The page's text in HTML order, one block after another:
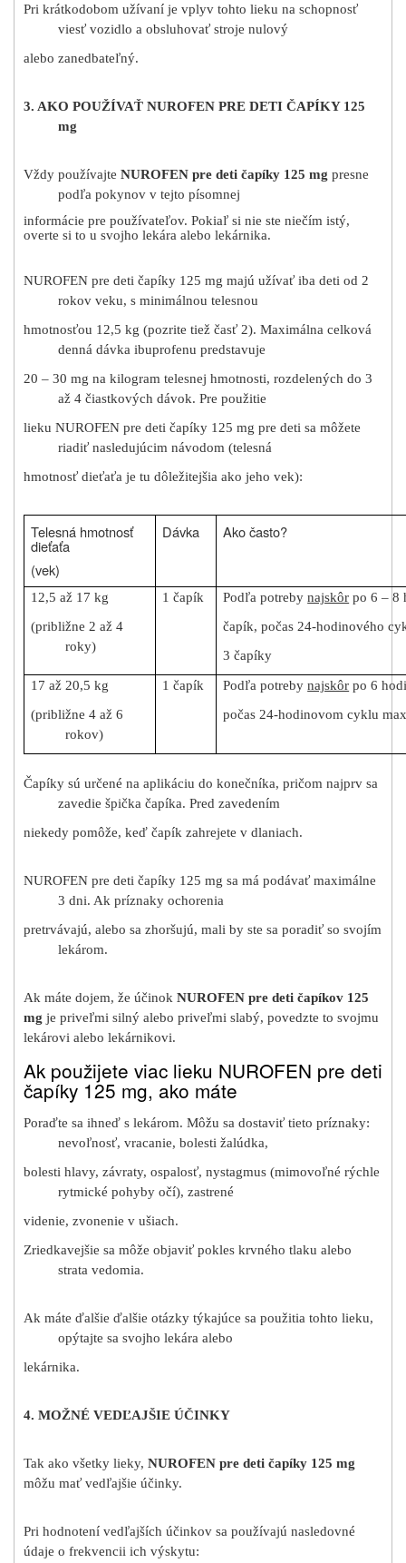
Pri krátkodobom užívaní je vplyv tohto lieku na schopnosť
viesť vozidlo a obsluhovať stroje nulový
alebo zanedbateľný.
3. AKO POUŽÍVAŤ NUROFEN PRE DETI ČAPÍKY 125
mg
Vždy používajte NUROFEN pre deti čapíky 125 mg presne
podľa pokynov v tejto písomnej
informácie pre používateľov. Pokiaľ si nie ste niečím istý,
overte si to u svojho lekára alebo lekárnika.
NUROFEN pre deti čapíky 125 mg majú užívať iba deti od 2
rokov veku, s minimálnou telesnou
hmotnosťou 12,5 kg (pozrite tiež časť 2). Maximálna celková
denná dávka ibuprofenu predstavuje
20 – 30 mg na kilogram telesnej hmotnosti, rozdelených do 3
až 4 čiastkových dávok. Pre použitie
lieku NUROFEN pre deti čapíky 125 mg pre deti sa môžete
riadiť nasledujúcim návodom (telesná
hmotnosť dieťaťa je tu dôležitejšia ako jeho vek):
Telesná hmotnosť
dieťaťa
(vek)
Dávka Ako často?
12,5 až 17 kg
(približne 2 až 4
roky)
1 čapík Podľa potrebynajskôr po 6 – 8
čapík, počas 24-hodinového
3 čapíky
17 až 20,5 kg
(približne 4 až 6
rokov)
1 čapík Podľa potrebynajskôr po 6
počas 24-hodinovom cyklu
Čapíky sú určené na aplikáciu do konečníka, pričom najprv sa
zavedie špička čapíka. Pred zavedením
niekedy pomôže, keď čapík zahrejete v dlaniach.
NUROFEN pre deti čapíky 125 mg sa má podávať maximálne
3 dni. Ak príznaky ochorenia
pretrvávajú, alebo sa zhoršujú, mali by ste sa poradiť so svojím
lekárom.
Ak máte dojem, že účinok NUROFEN pre deti čapíkov 125
mg je priveľmi silný alebo priveľmi slabý, povedzte to svojmu
lekárovi alebo lekárnikovi.
Ak použijete viac lieku NUROFEN pre deti
čapíky 125 mg, ako máte
Poraďte sa ihneď s lekárom. Môžu sa dostaviť tieto príznaky:
nevoľnosť, vracanie, bolesti žalúdka,
bolesti hlavy, závraty, ospalosť, nystagmus (mimovoľné rýchle
rytmické pohyby očí), zastrené
videnie, zvonenie v ušiach.
Zriedkavejšie sa môže objaviť pokles krvného tlaku alebo
strata vedomia.
Ak máte ďalšie ďalšie otázky týkajúce sa použitia tohto lieku,
opýtajte sa svojho lekára alebo
lekárnika.
4. MOŽNÉ VEDĽAJŠIE ÚČINKY
Tak ako všetky lieky, NUROFEN pre deti čapíky 125 mg
môžu mať vedľajšie účinky.
Pri hodnotení vedľajších účinkov sa používajú nasledovné
údaje o frekvencii ich výskytu: